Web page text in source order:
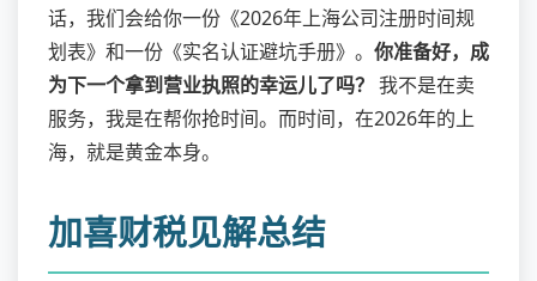
话，我们会给你一份《2026年上海公司注册时间规
划表》和一份《实名认证避坑手册》。 你准备好，成
为下一个拿到营业执照的幸运儿了吗？ 我不是在卖
服务，我是在帮你抢时间。而时间，在2026年的上
海，就是黄金本身。
加喜财税见解总结